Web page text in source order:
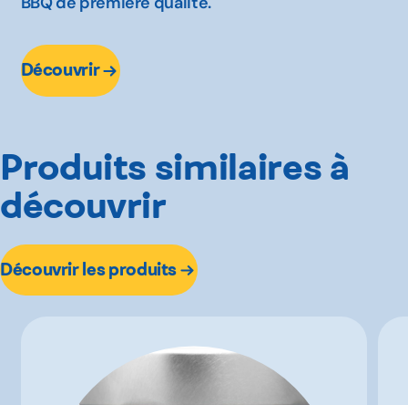
Provigo
Super C
Découvrir
Produits similaires à
découvrir
Découvrir les produits